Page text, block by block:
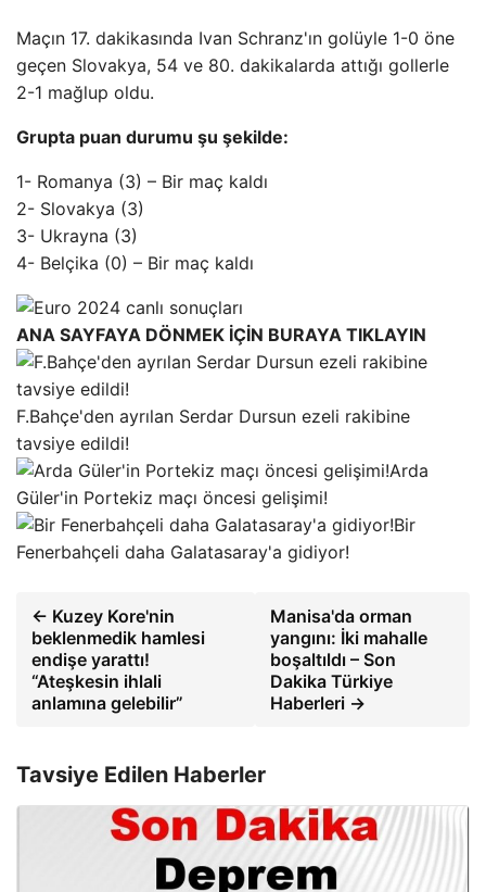
Maçın 17. dakikasında Ivan Schranz'ın golüyle 1-0 öne
geçen Slovakya, 54 ve 80. dakikalarda attığı gollerle
2-1 mağlup oldu.
Grupta puan durumu şu şekilde:
1- Romanya (3) – Bir maç kaldı
2- Slovakya (3)
3- Ukrayna (3)
4- Belçika (0) – Bir maç kaldı
ANA SAYFAYA DÖNMEK İÇİN BURAYA TIKLAYIN
F.Bahçe'den ayrılan Serdar Dursun ezeli rakibine
tavsiye edildi!
Arda
Güler'in Portekiz maçı öncesi gelişimi!
Bir
Fenerbahçeli daha Galatasaray'a gidiyor!
← Kuzey Kore'nin
beklenmedik hamlesi
endişe yarattı!
“Ateşkesin ihlali
anlamına gelebilir”
Manisa'da orman
yangını: İki mahalle
boşaltıldı – Son
Dakika Türkiye
Haberleri →
Tavsiye Edilen Haberler